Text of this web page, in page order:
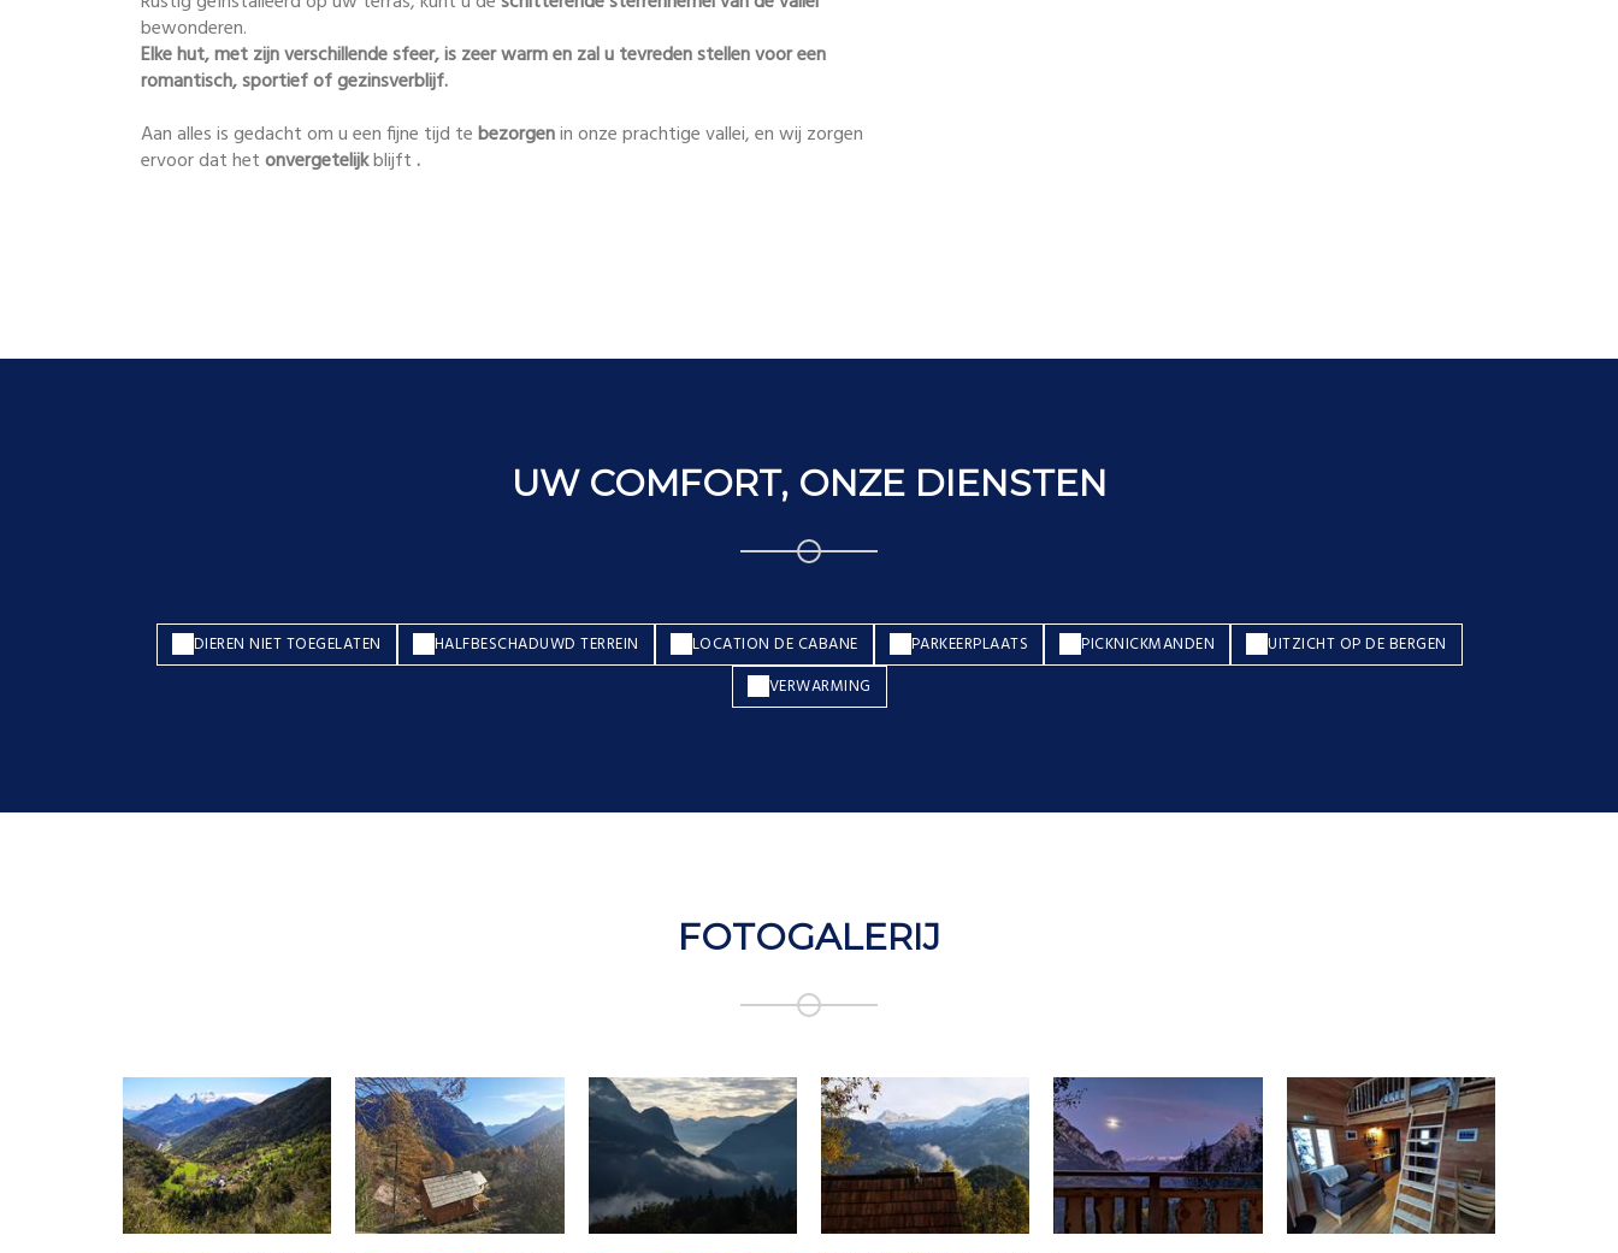
bewonderen.
Elke hut, met zijn verschillende sfeer, is zeer warm en zal u tevreden stellen voor een
romantisch, sportief of gezinsverblijf.
Aan alles is gedacht om u een fijne tijd tebezorgenin onze prachtige vallei, en wij zorgen
ervoor dat hetonvergetelijkblijft.
UW COMFORT, ONZE DIENSTEN
DIEREN NIET TOEGELATEN HALFBESCHADUWD TERREIN LOCATION DE CABANE PARKEERPLAATS PICKNICKMANDEN
UITZICHT OP DE BERGEN
VERWARMING
FOTOGALERIJ